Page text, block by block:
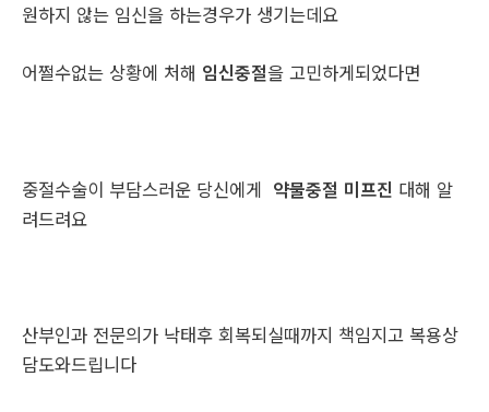
원하지 않는 임신을 하는경우가 생기는데요
어쩔수없는 상황에 처해 임신중절을 고민하게되었다면
중절수술이 부담스러운 당신에게 약물중절 미프진 대해 알
려드려요
산부인과 전문의가 낙태후 회복되실때까지 책임지고 복용상
담도와드립니다